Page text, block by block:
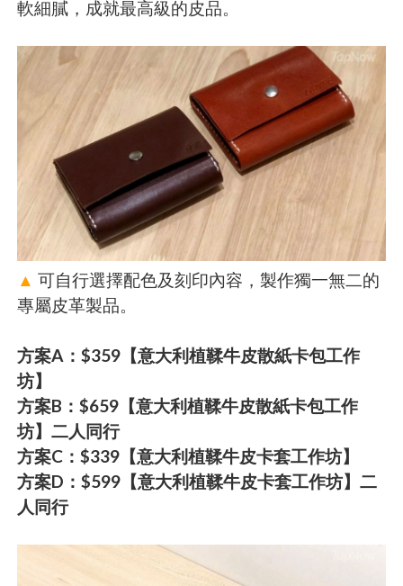
軟細膩，成就最高級的皮品。
▲ 可自行選擇配色及刻印內容，製作獨一無二的
專屬皮革製品。
方案A：$359【意大利植鞣牛皮散紙卡包工作
坊】
方案B：$659【意大利植鞣牛皮散紙卡包工作
坊】二人同行
方案C：$339【意大利植鞣牛皮卡套工作坊】
方案D：$599【意大利植鞣牛皮卡套工作坊】二
人同行